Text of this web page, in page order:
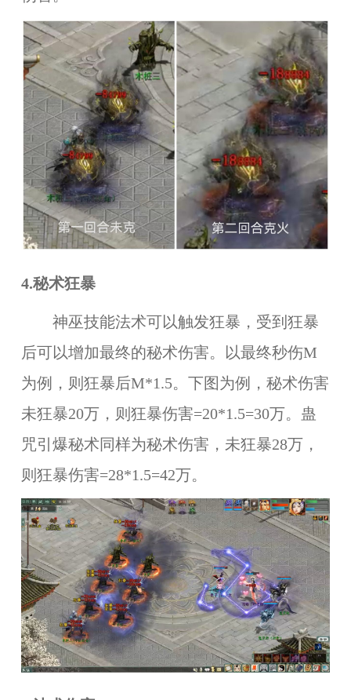
4.秘术狂暴
神巫技能法术可以触发狂暴，受到狂暴
后可以增加最终的秘术伤害。以最终秒伤M
为例，则狂暴后M*1.5。下图为例，秘术伤害
未狂暴20万，则狂暴伤害=20*1.5=30万。蛊
咒引爆秘术同样为秘术伤害，未狂暴28万，
则狂暴伤害=28*1.5=42万。